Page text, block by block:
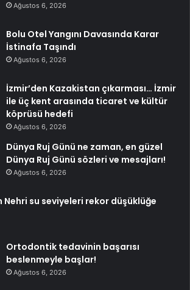
Ağustos 6, 2026
Bolu Otel Yangını Davasında Karar
İstinafa Taşındı
Ağustos 6, 2026
İzmir’den Kazakistan çıkarması… İzmir
ile üç kent arasında ticaret ve kültür
köprüsü hedefi
Ağustos 6, 2026
Dünya Ruj Günü ne zaman, en güzel
Dünya Ruj Günü sözleri ve mesajları!
Ağustos 6, 2026
Nehri su seviyeleri rekor düşüklüğe
Ortodontik tedavinin başarısı
beslenmeyle başlar!
Ağustos 6, 2026